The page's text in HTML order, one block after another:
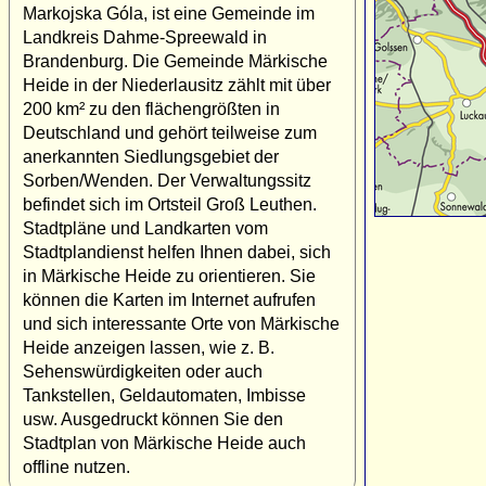
Markojska Góla, ist eine Gemeinde im
Landkreis Dahme-Spreewald in
Brandenburg. Die Gemeinde Märkische
Heide in der Niederlausitz zählt mit über
200 km² zu den flächengrößten in
Deutschland und gehört teilweise zum
anerkannten Siedlungsgebiet der
Sorben/Wenden. Der Verwaltungssitz
befindet sich im Ortsteil Groß Leuthen.
Stadtpläne und Landkarten vom
Stadtplandienst helfen Ihnen dabei, sich
in Märkische Heide zu orientieren. Sie
können die Karten im Internet aufrufen
und sich interessante Orte von Märkische
Heide anzeigen lassen, wie z. B.
Sehenswürdigkeiten oder auch
Tankstellen, Geldautomaten, Imbisse
usw. Ausgedruckt können Sie den
Stadtplan von Märkische Heide auch
offline nutzen.